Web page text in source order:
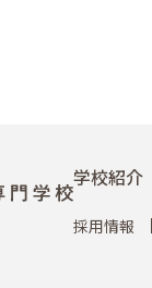
学校紹介
採用情報